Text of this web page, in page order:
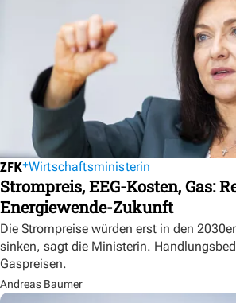
Wirtschaftsministerin
Strompreis, EEG-Kosten, Gas:
Energiewende-Zukunft
Die Strompreise würden erst in den
sinken, sagt die Ministerin.
Gaspreisen.
Andreas Baumer